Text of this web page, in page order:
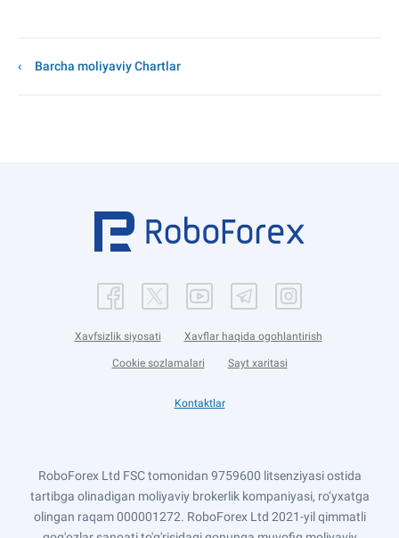
Barcha moliyaviy Chartlar
Xavfsizlik siyosati Xavflar haqida ogohlantirish
Cookie sozlamalari Sayt xaritasi
Kontaktlar
RoboForex Ltd FSC tomonidan 9759600 litsenziyasi ostida
tartibga olinadigan moliyaviy brokerlik kompaniyasi, ro‘yxatga
olingan raqam 000001272. RoboForex Ltd 2021-yil qimmatli